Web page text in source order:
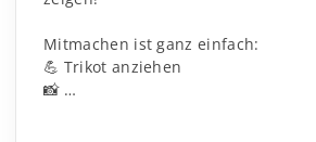
Mitmachen ist ganz einfach:
💪 Trikot anziehen
📸 …